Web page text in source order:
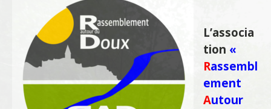
L’associa
tion «
Rassembl
ement
Autour